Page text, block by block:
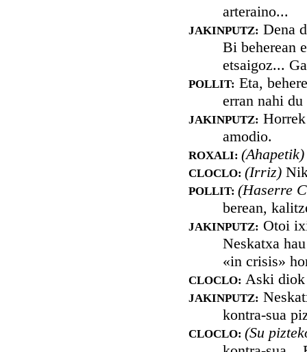
arteraino...
JAKINPUTZ: Dena
Bi beherean
etsaigoz...
POLLIT: Eta,
erran nahi du
JAKINPUTZ:
amodio.
ROXALI:
CLOCLO: (Irriz)
POLLIT: (Haserre
berean,
JAKINPUTZ: Otoi
Neskatxa
«in crisis»
CLOCLO: Aski diok
JAKINPUTZ:
kontra-sua
CLOCLO: (Su